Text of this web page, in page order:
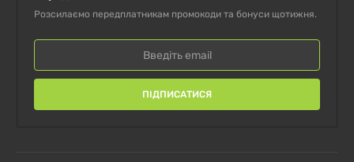
Розсилаємо передплатникам промокоди та бонуси щотижня.
ПІДПИСАТИСЯ